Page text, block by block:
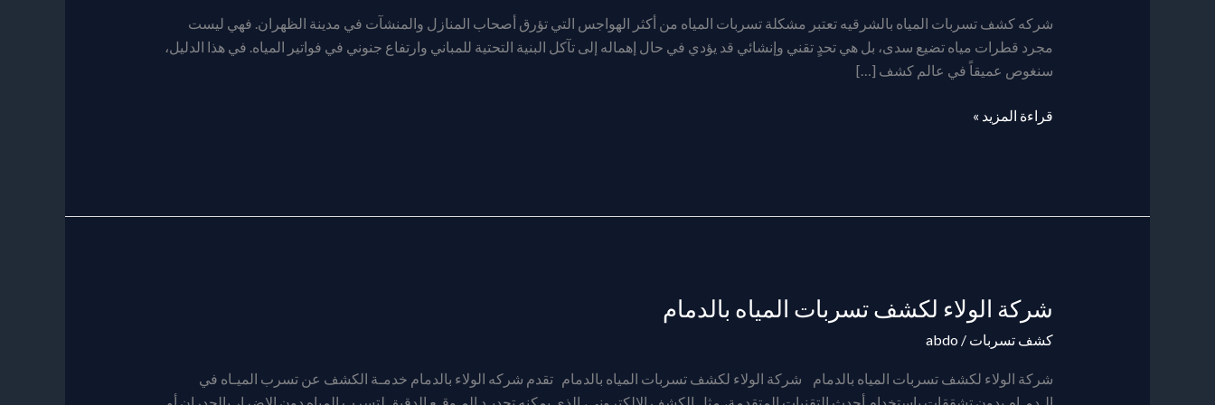
شركه كشف تسربات المياه بالشرقيه تعتبر مشكلة تسربات المياه من أكثر الهواجس التي تؤرق أصحاب المنازل والمنشآت في مدينة الظهران. فهي ليست
مجرد قطرات مياه تضيع سدى، بل هي تحدٍ تقني وإنشائي قد يؤدي في حال إهماله إلى تآكل البنية التحتية للمباني وارتفاع جنوني في فواتير المياه. في هذا الدليل،
سنغوص عميقاً في عالم كشف […]
المياه
بالمنطقه
الشرقيه
قراءة المزيد »
شركة الولاء لكشف تسربات المياه بالدمام
كشف تسربات /
abdo
شركة الولاء لكشف تسربات المياه بالدمام شركة الولاء لكشف تسربات المياه بالدمام تقدم شركه الولاء بالدمام خدمـة الكشف عن تسرب الميـاه في
شركة
الولاء
لكشف
تسربات
المياه